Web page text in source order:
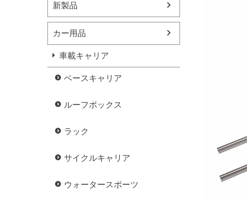
新製品
カー用品
車載キャリア
ベースキャリア
ルーフボックス
ラック
サイクルキャリア
ウォータースポーツ